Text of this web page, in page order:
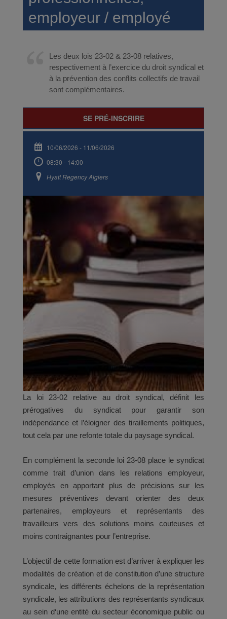
employeur / employé
Les deux lois 23-02 & 23-08 relatives,
respectivement à l’exercice du droit syndical et
à la prévention des conflits collectifs de travail
sont complémentaires.
SE PRÉ-INSCRIRE
10/06/2026 - 11/06/2026
08:30 - 14:00
Hyatt Regency Algiers
La loi 23-02 relative au droit syndical, définit les
prérogatives du syndicat pour garantir son
indépendance et l’éloigner des tiraillements politiques,
tout cela par une refonte totale du paysage syndical.
En complément la seconde loi 23-08 place le syndicat
comme trait d’union dans les relations employeur,
employés en apportant plus de précisions sur les
mesures préventives devant orienter des deux
partenaires, employeurs et représentants des
travailleurs vers des solutions moins couteuses et
moins contraignantes pour l’entreprise.
L’objectif de cette formation est d’arriver à expliquer les
modalités de création et de constitution d’une structure
syndicale, les différents échelons de la représentation
syndicale, les attributions des représentants syndicaux
au sein d‘une entité du secteur économique public ou